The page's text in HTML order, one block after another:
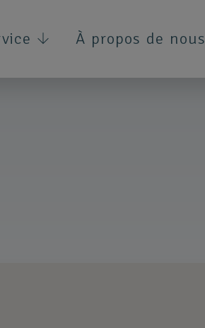
À propos de nous